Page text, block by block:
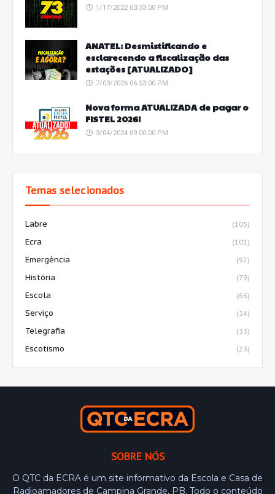
1/17/2022 03:33:00 PM
ANATEL: Desmistificando e
esclarecendo a fiscalização das
estações [ATUALIZADO]
7/03/2026 06:53:00 PM
Nova forma ATUALIZADA de pagar o
FISTEL 2026!
3/04/2024 09:00:00 PM
Temas selecionados
Labre (105)
Ecra (101)
Emergência (92)
História (79)
Escola (66)
Serviço (34)
Telegrafia (33)
Escotismo (23)
SOBRE NÓS
O QTC da ECRA é um site informativo da Escola e Casa de
Radioamadores de Campina Grande, PB. Todo o conteúdo